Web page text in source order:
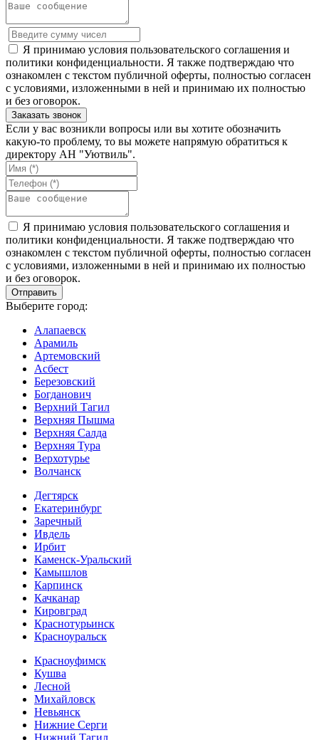
Я принимаю условия пользовательского соглашения и
политики конфиденциальности. Я также подтверждаю что
ознакомлен с текстом публичной оферты, полностью согласен
с условиями, изложенными в ней и принимаю их полностью
и без оговорок.
Если у вас возникли вопросы или вы хотите обозначить
какую-то проблему, то вы можете напрямую обратиться к
директору АН "Уютвиль".
Я принимаю условия пользовательского соглашения и
политики конфиденциальности. Я также подтверждаю что
ознакомлен с текстом публичной оферты, полностью согласен
с условиями, изложенными в ней и принимаю их полностью
и без оговорок.
Выберите город:
Алапаевск
Арамиль
Артемовский
Асбест
Березовский
Богданович
Верхний Тагил
Верхняя Пышма
Верхняя Салда
Верхняя Тура
Верхотурье
Волчанск
Дегтярск
Екатеринбург
Заречный
Ивдель
Ирбит
Каменск-Уральский
Камышлов
Карпинск
Качканар
Кировград
Краснотурьинск
Красноуральск
Красноуфимск
Кушва
Лесной
Михайловск
Невьянск
Нижние Серги